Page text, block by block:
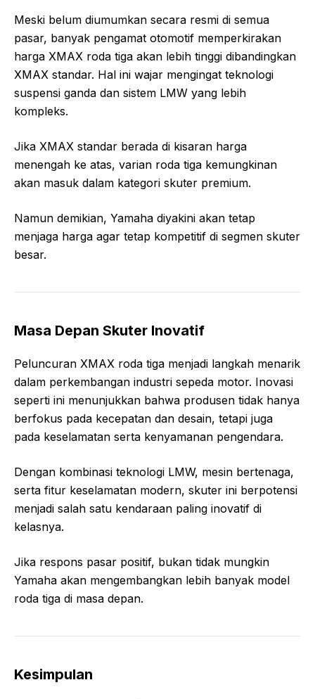
Meski belum diumumkan secara resmi di semua
pasar, banyak pengamat otomotif memperkirakan
harga XMAX roda tiga akan lebih tinggi dibandingkan
XMAX standar. Hal ini wajar mengingat teknologi
suspensi ganda dan sistem LMW yang lebih
kompleks.
Jika XMAX standar berada di kisaran harga
menengah ke atas, varian roda tiga kemungkinan
akan masuk dalam kategori skuter premium.
Namun demikian, Yamaha diyakini akan tetap
menjaga harga agar tetap kompetitif di segmen skuter
besar.
Masa Depan Skuter Inovatif
Peluncuran XMAX roda tiga menjadi langkah menarik
dalam perkembangan industri sepeda motor. Inovasi
seperti ini menunjukkan bahwa produsen tidak hanya
berfokus pada kecepatan dan desain, tetapi juga
pada keselamatan serta kenyamanan pengendara.
Dengan kombinasi teknologi LMW, mesin bertenaga,
serta fitur keselamatan modern, skuter ini berpotensi
menjadi salah satu kendaraan paling inovatif di
kelasnya.
Jika respons pasar positif, bukan tidak mungkin
Yamaha akan mengembangkan lebih banyak model
roda tiga di masa depan.
Kesimpulan